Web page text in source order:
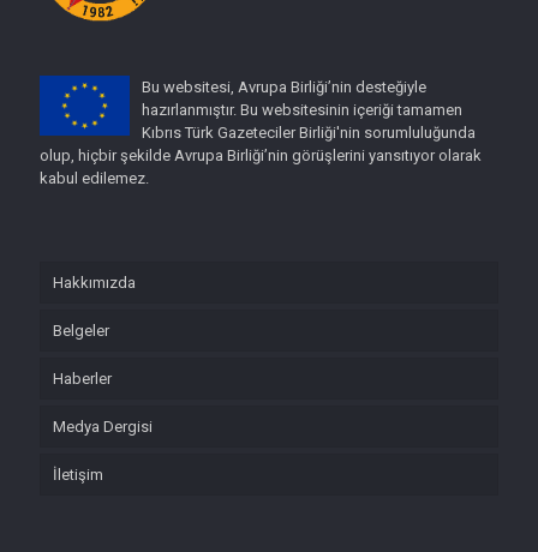
Bu websitesi, Avrupa Birliği’nin desteğiyle
hazırlanmıştır. Bu websitesinin içeriği tamamen
Kıbrıs Türk Gazeteciler Birliği'nin sorumluluğunda
olup, hiçbir şekilde Avrupa Birliği’nin görüşlerini yansıtıyor olarak
kabul edilemez.
Hakkımızda
Belgeler
Haberler
Medya Dergisi
İletişim